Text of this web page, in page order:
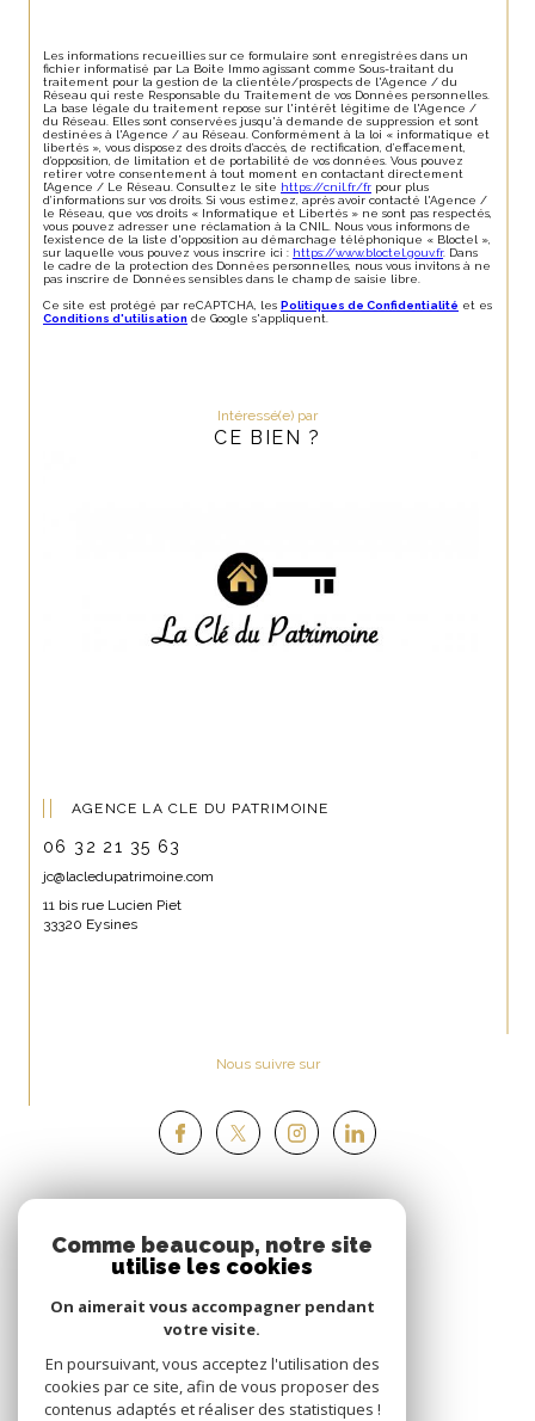
Les informations recueillies sur ce formulaire sont enregistrées dans un
fichier informatisé par La Boite Immo agissant comme Sous-traitant du
traitement pour la gestion de la clientèle/prospects de l'Agence / du
Réseau qui reste Responsable du Traitement de vos Données personnelles.
La base légale du traitement repose sur l'intérêt légitime de l'Agence /
du Réseau. Elles sont conservées jusqu'à demande de suppression et sont
destinées à l'Agence / au Réseau. Conformément à la loi « informatique et
libertés », vous disposez des droits d’accès, de rectification, d’effacement,
d’opposition, de limitation et de portabilité de vos données. Vous pouvez
retirer votre consentement à tout moment en contactant directement
l’Agence / Le Réseau. Consultez le site https://cnil.fr/fr pour plus
d’informations sur vos droits. Si vous estimez, après avoir contacté l'Agence /
le Réseau, que vos droits « Informatique et Libertés » ne sont pas respectés,
vous pouvez adresser une réclamation à la CNIL. Nous vous informons de
l’existence de la liste d'opposition au démarchage téléphonique « Bloctel »,
sur laquelle vous pouvez vous inscrire ici : https://www.bloctel.gouv.fr. Dans
le cadre de la protection des Données personnelles, nous vous invitons à ne
pas inscrire de Données sensibles dans le champ de saisie libre.
Ce site est protégé par reCAPTCHA, les Politiques de Confidentialité et es
Conditions d'utilisation de Google s'appliquent.
Intéressé(e) par
CE BIEN ?
AGENCE LA CLE DU PATRIMOINE
06 32 21 35 63
jc@lacledupatrimoine.com
11 bis rue Lucien Piet
33320 Eysines
Nous suivre sur
PROPRIÉTAIRE
ADHÉRONS
Comme beaucoup, notre site
utilise les cookies
On aimerait vous accompagner pendant
votre visite.
En poursuivant, vous acceptez l'utilisation des
cookies par ce site, afin de vous proposer des
contenus adaptés et réaliser des statistiques !